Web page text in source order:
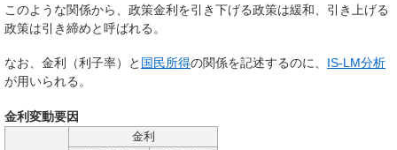
このような関係から、政策金利を引き下げる政策は緩和 、引き上げる
政策は引き締めと呼ばれる。
なお、金利（利子率）と 国民所得の関係を記述するのに、 IS-LM分析
が用いられる。
金利変動要因
金利